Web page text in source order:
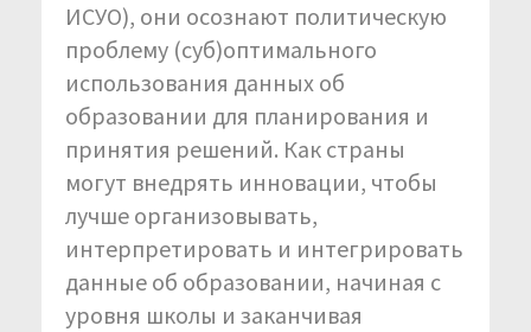
ИСУО), они осознают политическую
проблему (суб)оптимального
использования данных об
образовании для планирования и
принятия решений. Как страны
могут внедрять инновации, чтобы
лучше организовывать,
интерпретировать и интегрировать
данные об образовании, начиная с
уровня школы и заканчивая